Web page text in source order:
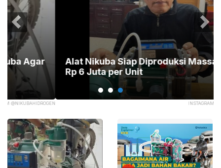
INSTAGRAM @NIKUBAHIDROGEN.
Alat Nikuba Siap Diproduksi Massal, Harga
Rp 6 Juta per Unit